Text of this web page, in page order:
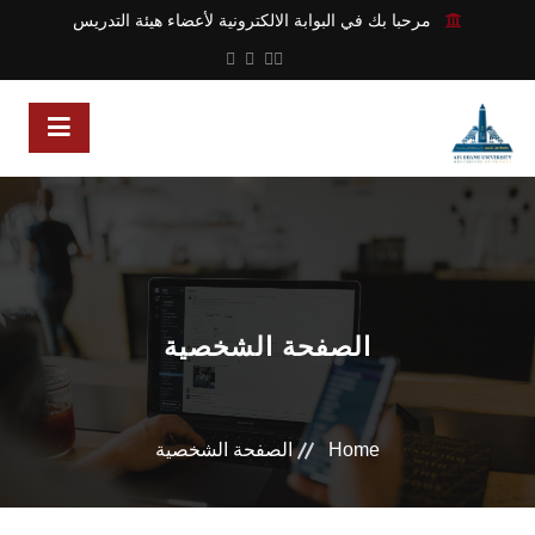
مرحبا بك في البوابة الالكترونية لأعضاء هيئة التدريس
الصفحة الشخصية
Home الصفحة الشخصية